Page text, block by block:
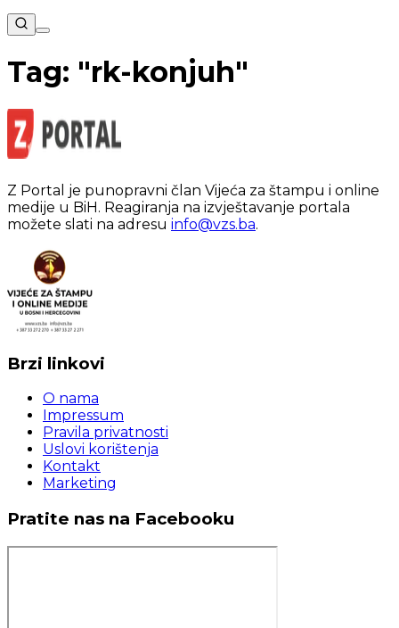
Tag: "rk-konjuh"
Z Portal je punopravni član Vijeća za štampu i online
medije u BiH. Reagiranja na izvještavanje portala
možete slati na adresu info@vzs.ba.
Brzi linkovi
O nama
Impressum
Pravila privatnosti
Uslovi korištenja
Kontakt
Marketing
Pratite nas na Facebooku